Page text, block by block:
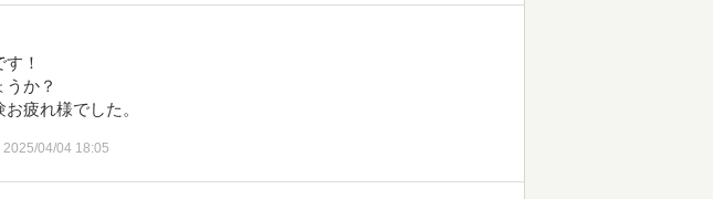
！
か？
疲れ様でした。
2025/04/04 18:05